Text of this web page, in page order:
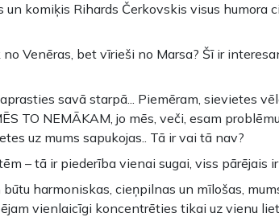
komiķis Rihards Čerkovskis visus humora
Venēras, bet vīrieši no Marsa? Šī ir
savā starpā... Piemēram, sievietes
TO NEMĀKAM, jo mēs, veči, esam
uz mums sapukojas.. Tā ir vai tā nav?
– tā ir piederība vienai sugai, viss pārējais
harmoniskas, cieņpilnas un mīlošas,
vienlaicīgi koncentrēties tikai uz vienu